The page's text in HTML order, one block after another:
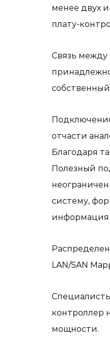
менее двух
плату-
Связь между
отчасти
Благодаря
Полезный
систему,
информация
LAN/SAN
контроллер
мощности.